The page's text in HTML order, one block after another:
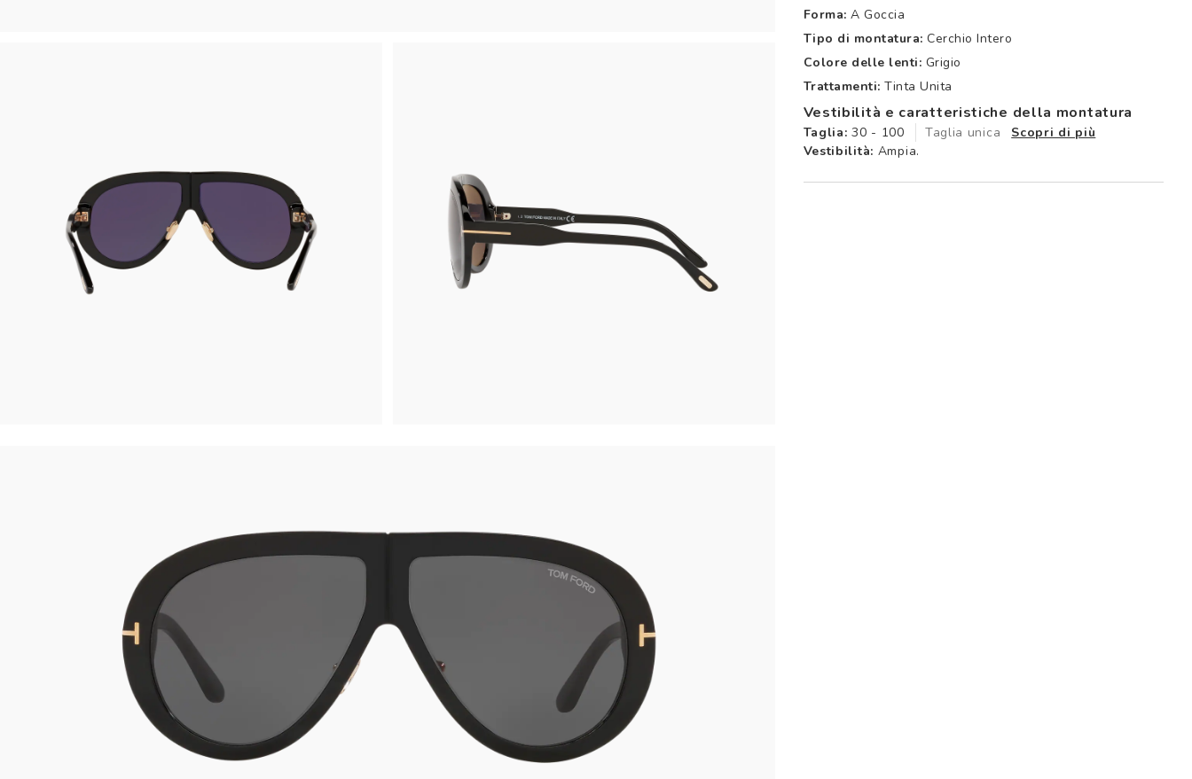
Forma: A Goccia
Tipo di montatura: Cerchio Intero
Colore delle lenti: Grigio
Trattamenti: Tinta Unita
Vestibilità e caratteristiche della montatura
Taglia: 30 - 100 Taglia unica
Scopri di più
Vestibilità: Ampia.